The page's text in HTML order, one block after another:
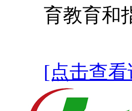
育教育和
[点击查